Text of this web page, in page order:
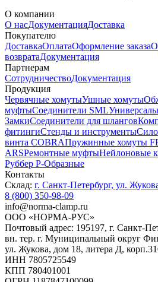
О компании
О насДокументацияДоставка
Покупателю
ДоставкаОплатаОформление заказа
возвратаДокументация
Партнерам
СотрудничествоДокументация
Продукция
Червячные хомутыУшные хомуты
муфтыСоединители SML
ЗамкиСоединители для шлангов
фитингиСтенды и инструменты
винта COBRAПружинные хомуты
ARSРемонтные муфтыНейлоновые
Руббер Р-Образные
Контакты
Склад: г. Санкт-Петербург, ул.
8 (800) 350-98-09
info@norma-clamp.ru
ООО «НОРМА-РУС»
Почтовый адрес: 195197, г. Санкт-
вн. тер. г. Муниципальный округ
ул. Жукова, дом 18, литера Д,
ИНН 7805725549
КПП 780401001